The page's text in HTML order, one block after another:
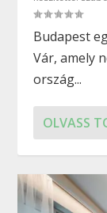
Budapest
Vár, amely
ország...
OLVASS